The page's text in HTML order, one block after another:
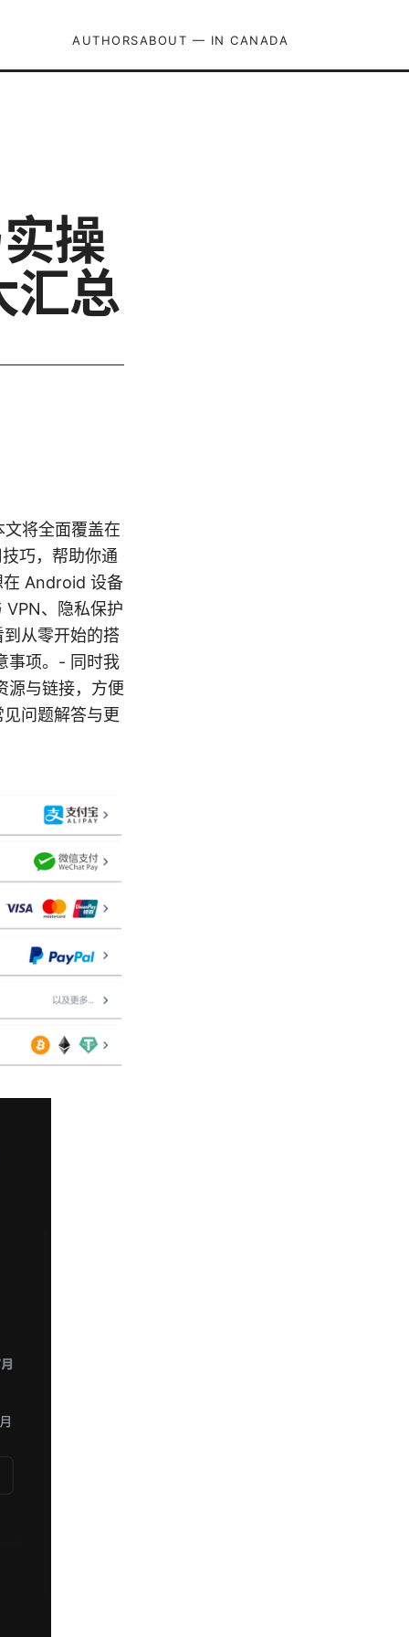
AUTHORSABOUT — IN CANADA
操
汇总
将全面覆盖在
巧，帮助你通
在 Android 设备
VPN、隐私保护
从零开始的搭
事项。- 同时我
源与链接，方便
问题解答与更